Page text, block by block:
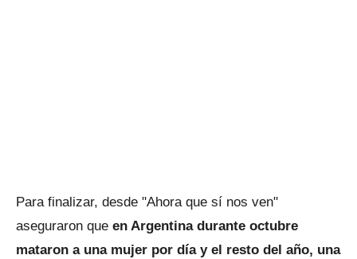
Para finalizar, desde "Ahora que sí nos ven"
aseguraron que en Argentina durante octubre
mataron a una mujer por día y el resto del año, una